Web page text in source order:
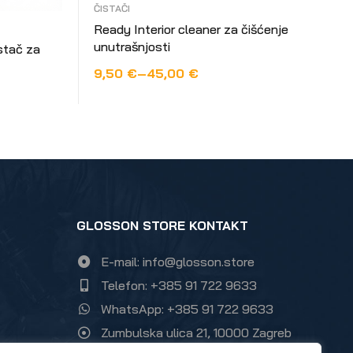
za
ČISTAČI
Ready Interior cleaner za čišćenje
unutrašnjosti
9,50 €–45,00 €
GLOSSON STORE KONTAKT
E-mail: info@glosson.store
Telefon: +385 91 722 9633
WhatsApp: +385 91 722 9633
Zumbulska ulica 21, 10000 Zagreb